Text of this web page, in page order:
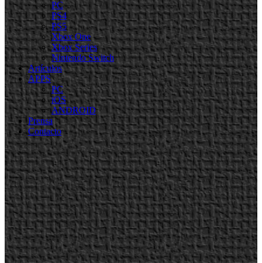
PC
PS4
PS5
Xbox One
Xbox Series
Nintendo Switch
Artículos
APPS
PC
iOS
ANDROID
Prensa
Contacto